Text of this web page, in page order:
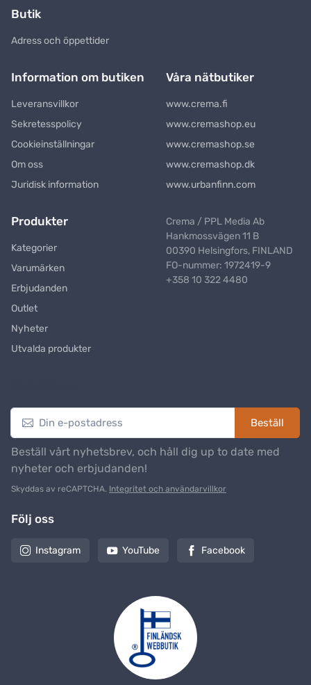
Butik
Adress och öppettider
Information om butiken
Leveransvillkor
Sekretesspolicy
Cookieinställningar
Om oss
Juridisk information
Våra nätbutiker
www.crema.fi
www.cremashop.eu
www.cremashop.se
www.cremashop.dk
www.urbanfinn.com
Produkter
Kategorier
Varumärken
Erbjudanden
Outlet
Nyheter
Utvalda produkter
Crema / PPL Media Ab
Hankmossvägen 11 B
00390 Helsingfors, FINLAND
FO-nummer: 1972419-9
+358 10 322 4480
Beställ
Beställ vårt nyhetsbrev, och håll dig up to date med
nyheter och erbjudanden!
Skyddas av reCAPTCHA. Integritet och användarvillkor
Följ oss
Instagram YouTube Facebook